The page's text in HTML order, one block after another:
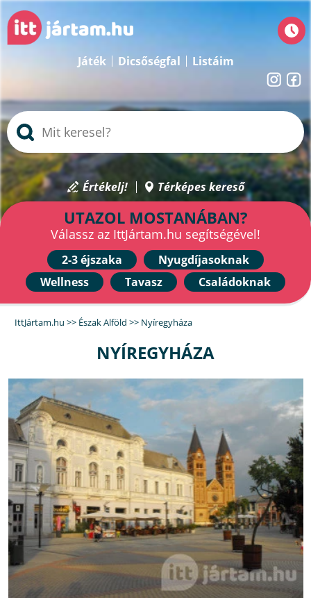
Játék Dicsőségfal Listáim
Értékelj! Térképes kereső
UTAZOL MOSTANÁBAN?
Válassz az IttJártam.hu segítségével!
2-3 éjszaka
Nyugdíjasoknak
Wellness
Tavasz Családoknak
IttJártam.hu >> Észak Alföld >> Nyíregyháza
NYÍREGYHÁZA